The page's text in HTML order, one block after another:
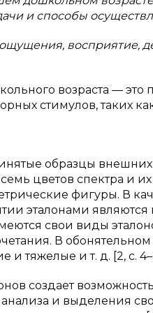
и способы
восприятие,
возраста — это
стимулов, таких
образцы внешних
цветов спектра и
фигуры. В
эталонами
свои виды
В
и тяжелые и т. д. [2, с.
создает
и выделения